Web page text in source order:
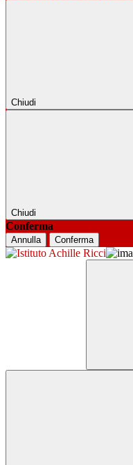
Chiudi
Chiudi
Conferma
Annulla Conferma